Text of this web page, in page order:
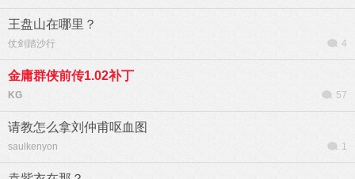
王盘山在哪里？
仗剑踏沙行 4
金庸群侠前传1.02补丁
KG 57
请教怎么拿刘仲甫呕血图
saulkenyon 1